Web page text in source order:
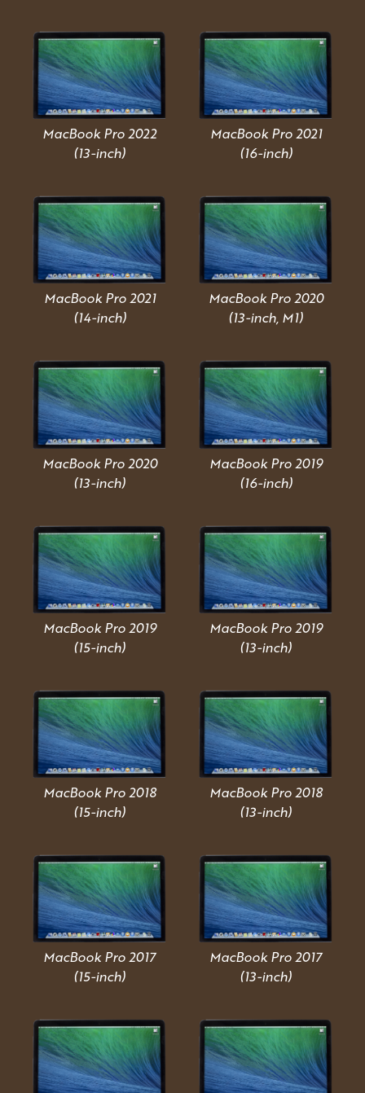
MacBook Pro 2022
(13-inch)
MacBook Pro 2021
(16-inch)
MacBook Pro 2021
(14-inch)
MacBook Pro 2020
(13-inch, M1)
MacBook Pro 2020
(13-inch)
MacBook Pro 2019
(16-inch)
MacBook Pro 2019
(15-inch)
MacBook Pro 2019
(13-inch)
MacBook Pro 2018
(15-inch)
MacBook Pro 2018
(13-inch)
MacBook Pro 2017
(15-inch)
MacBook Pro 2017
(13-inch)